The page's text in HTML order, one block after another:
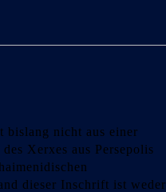
bislang nicht aus einer
Xerxes aus Persepolis
dieser Inschrift ist weder